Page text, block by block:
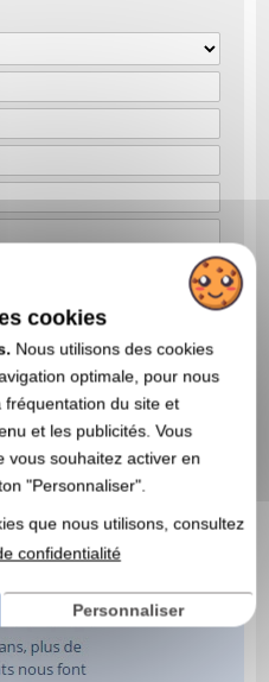
DE DEVIS
de devis, vous acceptez nos
et notre politique de
cookies
Nous utilisons des cookies
optimale, pour nous
fréquentation du site et
et les publicités. Vous
vous souhaitez activer en
"Personnaliser".
que nous utilisons, consultez
confidentialité
Personnaliser